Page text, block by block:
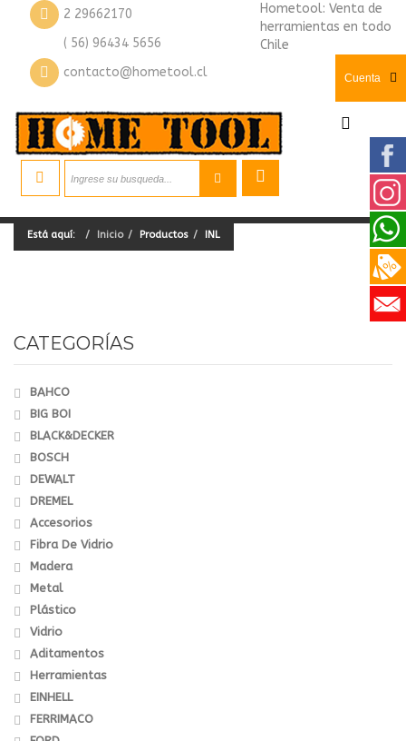
2 29662170
( 56) 96434 5656
contacto@hometool.cl
Hometool: Venta de
herramientas en todo
Chile
Cuenta
Está aquí: Inicio Productos INL
CATEGORÍAS
BAHCO
BIG BOI
BLACK&DECKER
BOSCH
DEWALT
DREMEL
Accesorios
Fibra De Vidrio
Madera
Metal
Plástico
Vidrio
Aditamentos
Herramientas
EINHELL
FERRIMACO